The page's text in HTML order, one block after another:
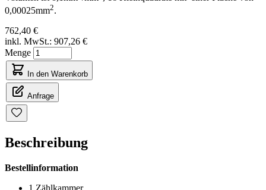
0,00025mm2.
762,40 €
inkl. MwSt.: 907,26 €
Menge
In den Warenkorb
Anfrage
Beschreibung
Bestellinformation